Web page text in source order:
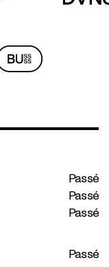
Passé
Passé
Passé
Passé